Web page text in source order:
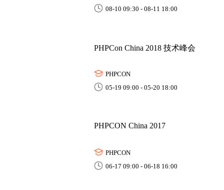
08-10 09:30 - 08-11 18:00
PHPCon China 2018 技术峰会
PHPCON
05-19 09:00 - 05-20 18:00
PHPCON China 2017
PHPCON
06-17 09:00 - 06-18 16:00